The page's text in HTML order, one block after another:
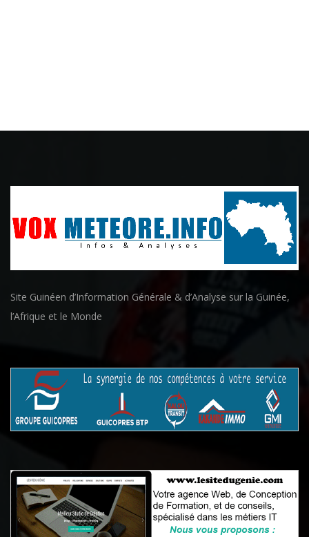
Site Guinéen d’Information Générale & d’Analyse sur la Guinée,
l’Afrique et le Monde